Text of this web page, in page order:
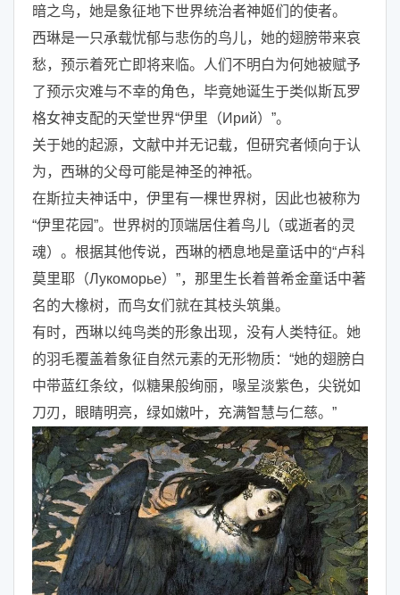
暗之鸟，她是象征地下世界统治者神姬们的使者。
西琳是一只承载忧郁与悲伤的鸟儿，她的翅膀带来哀
愁，预示着死亡即将来临。人们不明白为何她被赋予
了预示灾难与不幸的角色，毕竟她诞生于类似斯瓦罗
格女神支配的天堂世界“伊里（Ирий）”。
关于她的起源，文献中并无记载，但研究者倾向于认
为，西琳的父母可能是神圣的神祇。
在斯拉夫神话中，伊里有一棵世界树，因此也被称为
“伊里花园”。世界树的顶端居住着鸟儿（或逝者的灵
魂）。根据其他传说，西琳的栖息地是童话中的“卢科
莫里耶（Лукоморье）”，那里生长着普希金童话中著
名的大橡树，而鸟女们就在其枝头筑巢。
有时，西琳以纯鸟类的形象出现，没有人类特征。她
的羽毛覆盖着象征自然元素的无形物质：“她的翅膀白
中带蓝红条纹，似糖果般绚丽，喙呈淡紫色，尖锐如
刀刃，眼睛明亮，绿如嫩叶，充满智慧与仁慈。”